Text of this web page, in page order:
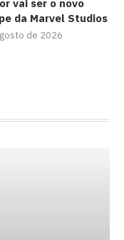
vai ser o novo
da Marvel Studios
de 2026